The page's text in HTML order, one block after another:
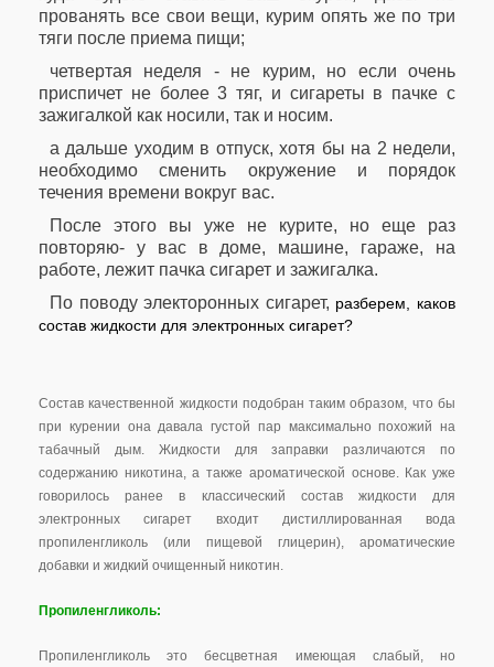
прованять все свои вещи, курим опять же по три
тяги после приема пищи;
четвертая неделя - не курим, но если очень
приспичет не более 3 тяг, и сигареты в пачке с
зажигалкой как носили, так и носим.
а дальше уходим в отпуск, хотя бы на 2 недели,
необходимо сменить окружение и порядок
течения времени вокруг вас.
После этого вы уже не курите, но еще раз
повторяю- у вас в доме, машине, гараже, на
работе, лежит пачка сигарет и зажигалка.
По поводу электоронных сигарет, разберем, каков
состав жидкости для электронных сигарет?
Состав качественной жидкости подобран таким образом, что бы
при курении она давала густой пар максимально похожий на
табачный дым. Жидкости для заправки различаются по
содержанию никотина, а также ароматической основе. Как уже
говорилось ранее в классический состав жидкости для
электронных сигарет входит дистиллированная вода
пропиленгликоль (или пищевой глицерин), ароматические
добавки и жидкий очищенный никотин.
Пропиленгликоль:
Пропиленгликоль это бесцветная имеющая слабый, но